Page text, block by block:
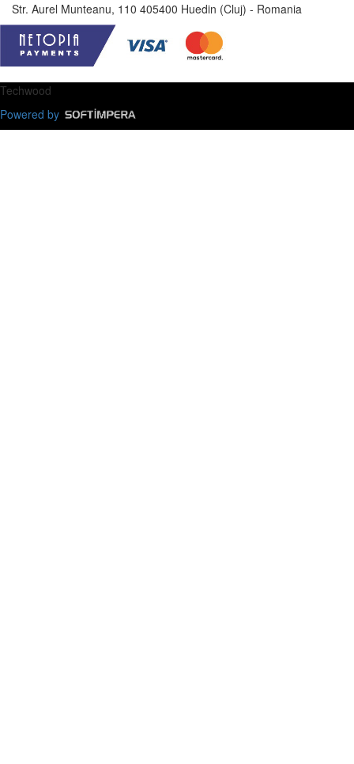
Str. Aurel Munteanu, 110 405400 Huedin (Cluj) - Romania
Techwood
Powered by